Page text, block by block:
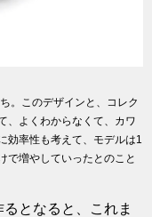
。このデザインと、コレク
、よくわからなくて、カワ
効率性も考えて、モデルは1
で増やしていったとのこと
となると、これま